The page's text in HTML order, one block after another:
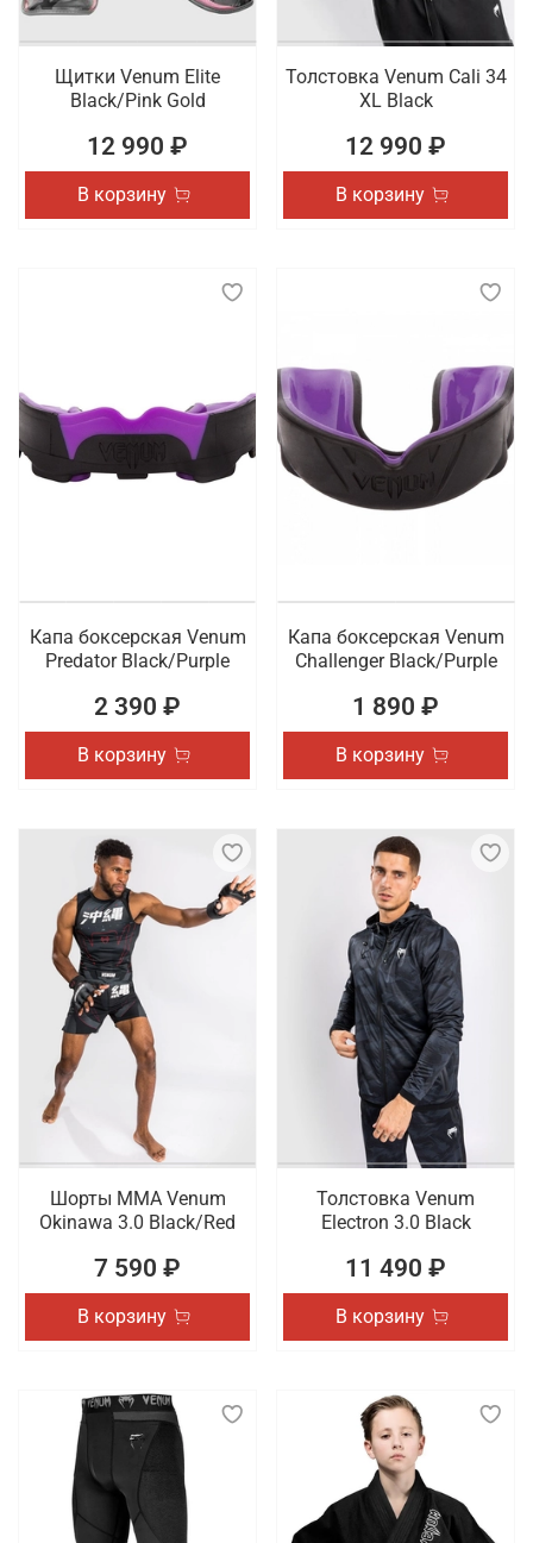
Щитки Venum Elite
Black/Pink Gold
12 990 ₽
В корзину
Толстовка Venum Cali 34
XL Black
12 990 ₽
В корзину
Капа боксерская Venum
Predator Black/Purple
2 390 ₽
В корзину
Капа боксерская Venum
Challenger Black/Purple
1 890 ₽
В корзину
Шорты ММА Venum
Okinawa 3.0 Black/Red
7 590 ₽
В корзину
Толстовка Venum
Electron 3.0 Black
11 490 ₽
В корзину